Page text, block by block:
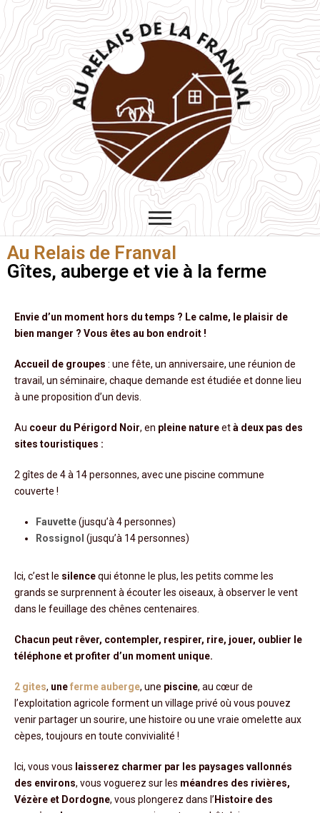
Au relais de la
Franval
GÎTES, AUBERGE ET FERME
ÉQUESTRE
Au Relais de Franval
Gîtes, auberge et vie à la ferme
Envie d’un moment hors du temps ? Le calme, le plaisir de
bien manger ? Vous êtes au bon endroit !
Accueil de groupes : une fête, un anniversaire, une réunion de
travail, un séminaire, chaque demande est étudiée et donne lieu
à une proposition d’un devis.
Au coeur du Périgord Noir, en pleine natureetà deux pas des
sites touristiques :
2 gîtes de 4 à 14 personnes, avec une piscine commune
couverte !
Fauvette(jusqu’à 4 personnes)
Rossignol (jusqu’à 14 personnes)
Ici, c’est le silencequi étonne le plus, les petits comme les
grands se surprennent à écouter les oiseaux, à observer le vent
dans le feuillage des chênes centenaires.
Chacun peut rêver, contempler, respirer, rire, jouer, oublier le
téléphone et profiter d’un moment unique.
2 gites, uneferme auberge, une piscine, au cœur de
l’exploitation agricole forment un village privé où vous pouvez
venir partager un sourire, une histoire ou une vraie omelette aux
cèpes, toujours en toute convivialité !
Ici, vous vous laisserez charmer par les paysages vallonnés
des environs, vous voguerez sur les méandres des rivières,
Vézère et Dordogne, vous plongerez dans l’ Histoire des